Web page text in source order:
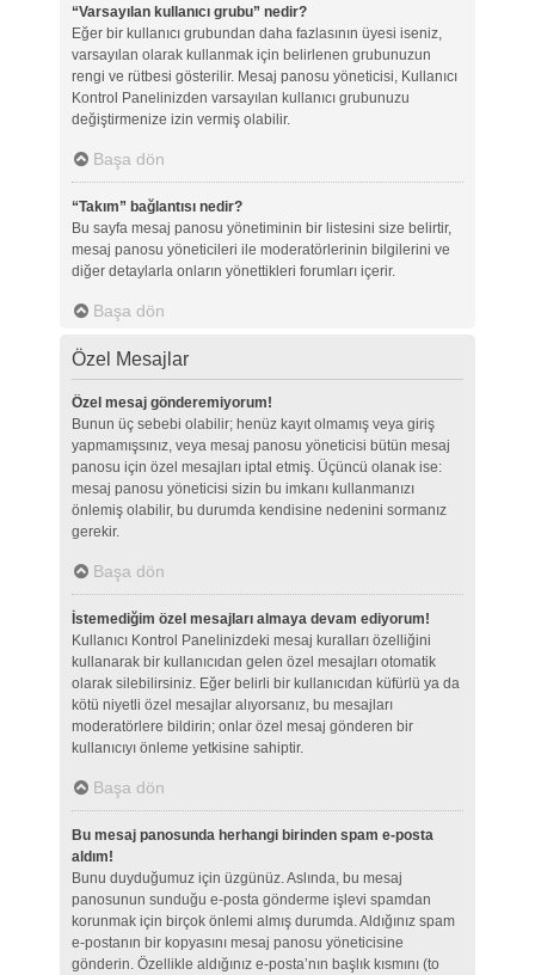
“Varsayılan kullanıcı grubu” nedir?
Eğer bir kullanıcı grubundan daha fazlasının üyesi iseniz,
varsayılan olarak kullanmak için belirlenen grubunuzun
rengi ve rütbesi gösterilir. Mesaj panosu yöneticisi, Kullanıcı
Kontrol Panelinizden varsayılan kullanıcı grubunuzu
değiştirmenize izin vermiş olabilir.
Başa dön
“Takım” bağlantısı nedir?
Bu sayfa mesaj panosu yönetiminin bir listesini size belirtir,
mesaj panosu yöneticileri ile moderatörlerinin bilgilerini ve
diğer detaylarla onların yönettikleri forumları içerir.
Başa dön
Özel Mesajlar
Özel mesaj gönderemiyorum!
Bunun üç sebebi olabilir; henüz kayıt olmamış veya giriş
yapmamışsınız, veya mesaj panosu yöneticisi bütün mesaj
panosu için özel mesajları iptal etmiş. Üçüncü olanak ise:
mesaj panosu yöneticisi sizin bu imkanı kullanmanızı
önlemiş olabilir, bu durumda kendisine nedenini sormanız
gerekir.
Başa dön
İstemediğim özel mesajları almaya devam ediyorum!
Kullanıcı Kontrol Panelinizdeki mesaj kuralları özelliğini
kullanarak bir kullanıcıdan gelen özel mesajları otomatik
olarak silebilirsiniz. Eğer belirli bir kullanıcıdan küfürlü ya da
kötü niyetli özel mesajlar alıyorsanız, bu mesajları
moderatörlere bildirin; onlar özel mesaj gönderen bir
kullanıcıyı önleme yetkisine sahiptir.
Başa dön
Bu mesaj panosunda herhangi birinden spam e-posta
aldım!
Bunu duyduğumuz için üzgünüz. Aslında, bu mesaj
panosunun sunduğu e-posta gönderme işlevi spamdan
korunmak için birçok önlemi almış durumda. Aldığınız spam
e-postanın bir kopyasını mesaj panosu yöneticisine
gönderin. Özellikle aldığınız e-posta’nın başlık kısmını (to